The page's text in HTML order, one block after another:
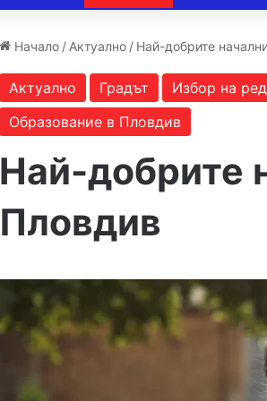
Начало / Актуално / Най-добрите
Актуално Градът
Избор на
Образование в Пловдив
Най-добрите
Пловдив